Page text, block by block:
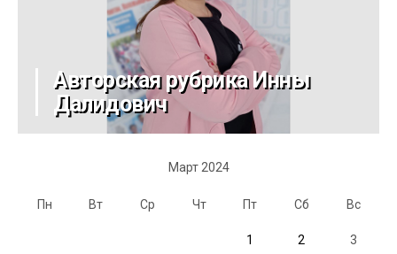
Авторская рубрика Инны
Далидович
Март 2024
Пн Вт Ср Чт Пт Сб Вс
1 2 3